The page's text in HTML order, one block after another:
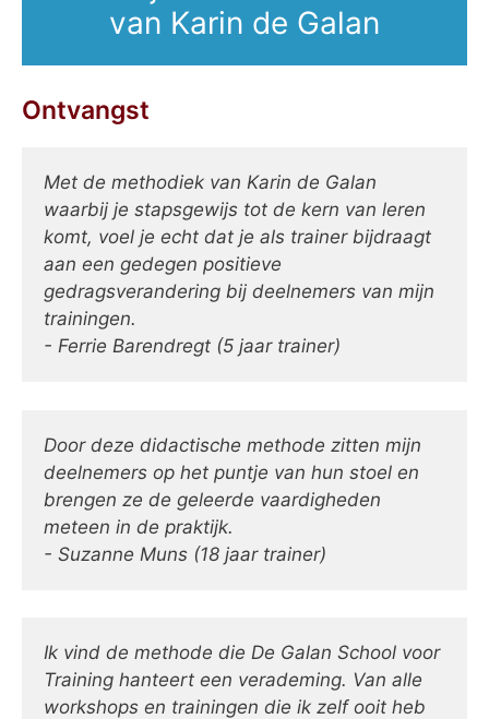
van Karin de Galan
Ontvangst
Met de methodiek van Karin de Galan
waarbij je stapsgewijs tot de kern van leren
komt, voel je echt dat je als trainer bijdraagt
aan een gedegen positieve
gedragsverandering bij deelnemers van mijn
trainingen.
- Ferrie Barendregt (5 jaar trainer)
Door deze didactische methode zitten mijn
deelnemers op het puntje van hun stoel en
brengen ze de geleerde vaardigheden
meteen in de praktijk.
- Suzanne Muns (18 jaar trainer)
Ik vind de methode die De Galan School voor
Training hanteert een verademing. Van alle
workshops en trainingen die ik zelf ooit heb